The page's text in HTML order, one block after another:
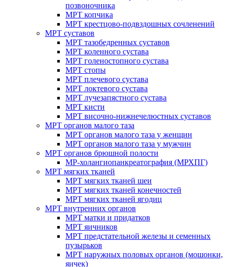
позвоночника
МРТ копчика
МРТ крестцово-подвздошных сочленений
МРТ суставов
МРТ тазобедренных суставов
МРТ коленного сустава
МРТ голеностопного сустава
МРТ стопы
МРТ плечевого сустава
МРТ локтевого сустава
МРТ лучезапястного сустава
МРТ кисти
МРТ височно-нижнечелюстных суставов
МРТ органов малого таза
МРТ органов малого таза у женщин
МРТ органов малого таза у мужчин
МРТ органов брюшной полости
МР-холангиопанкреатография (МРХПГ)
МРТ мягких тканей
МРТ мягких тканей шеи
МРТ мягких тканей конечностей
МРТ мягких тканей ягодиц
МРТ внутренних органов
МРТ матки и придатков
МРТ яичников
МРТ предстательной железы и семенных
пузырьков
МРТ наружных половых органов (мошонки,
яичек)